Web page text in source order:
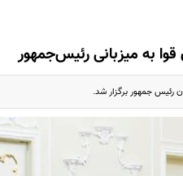
به میزبانی رئیس‌جمهور